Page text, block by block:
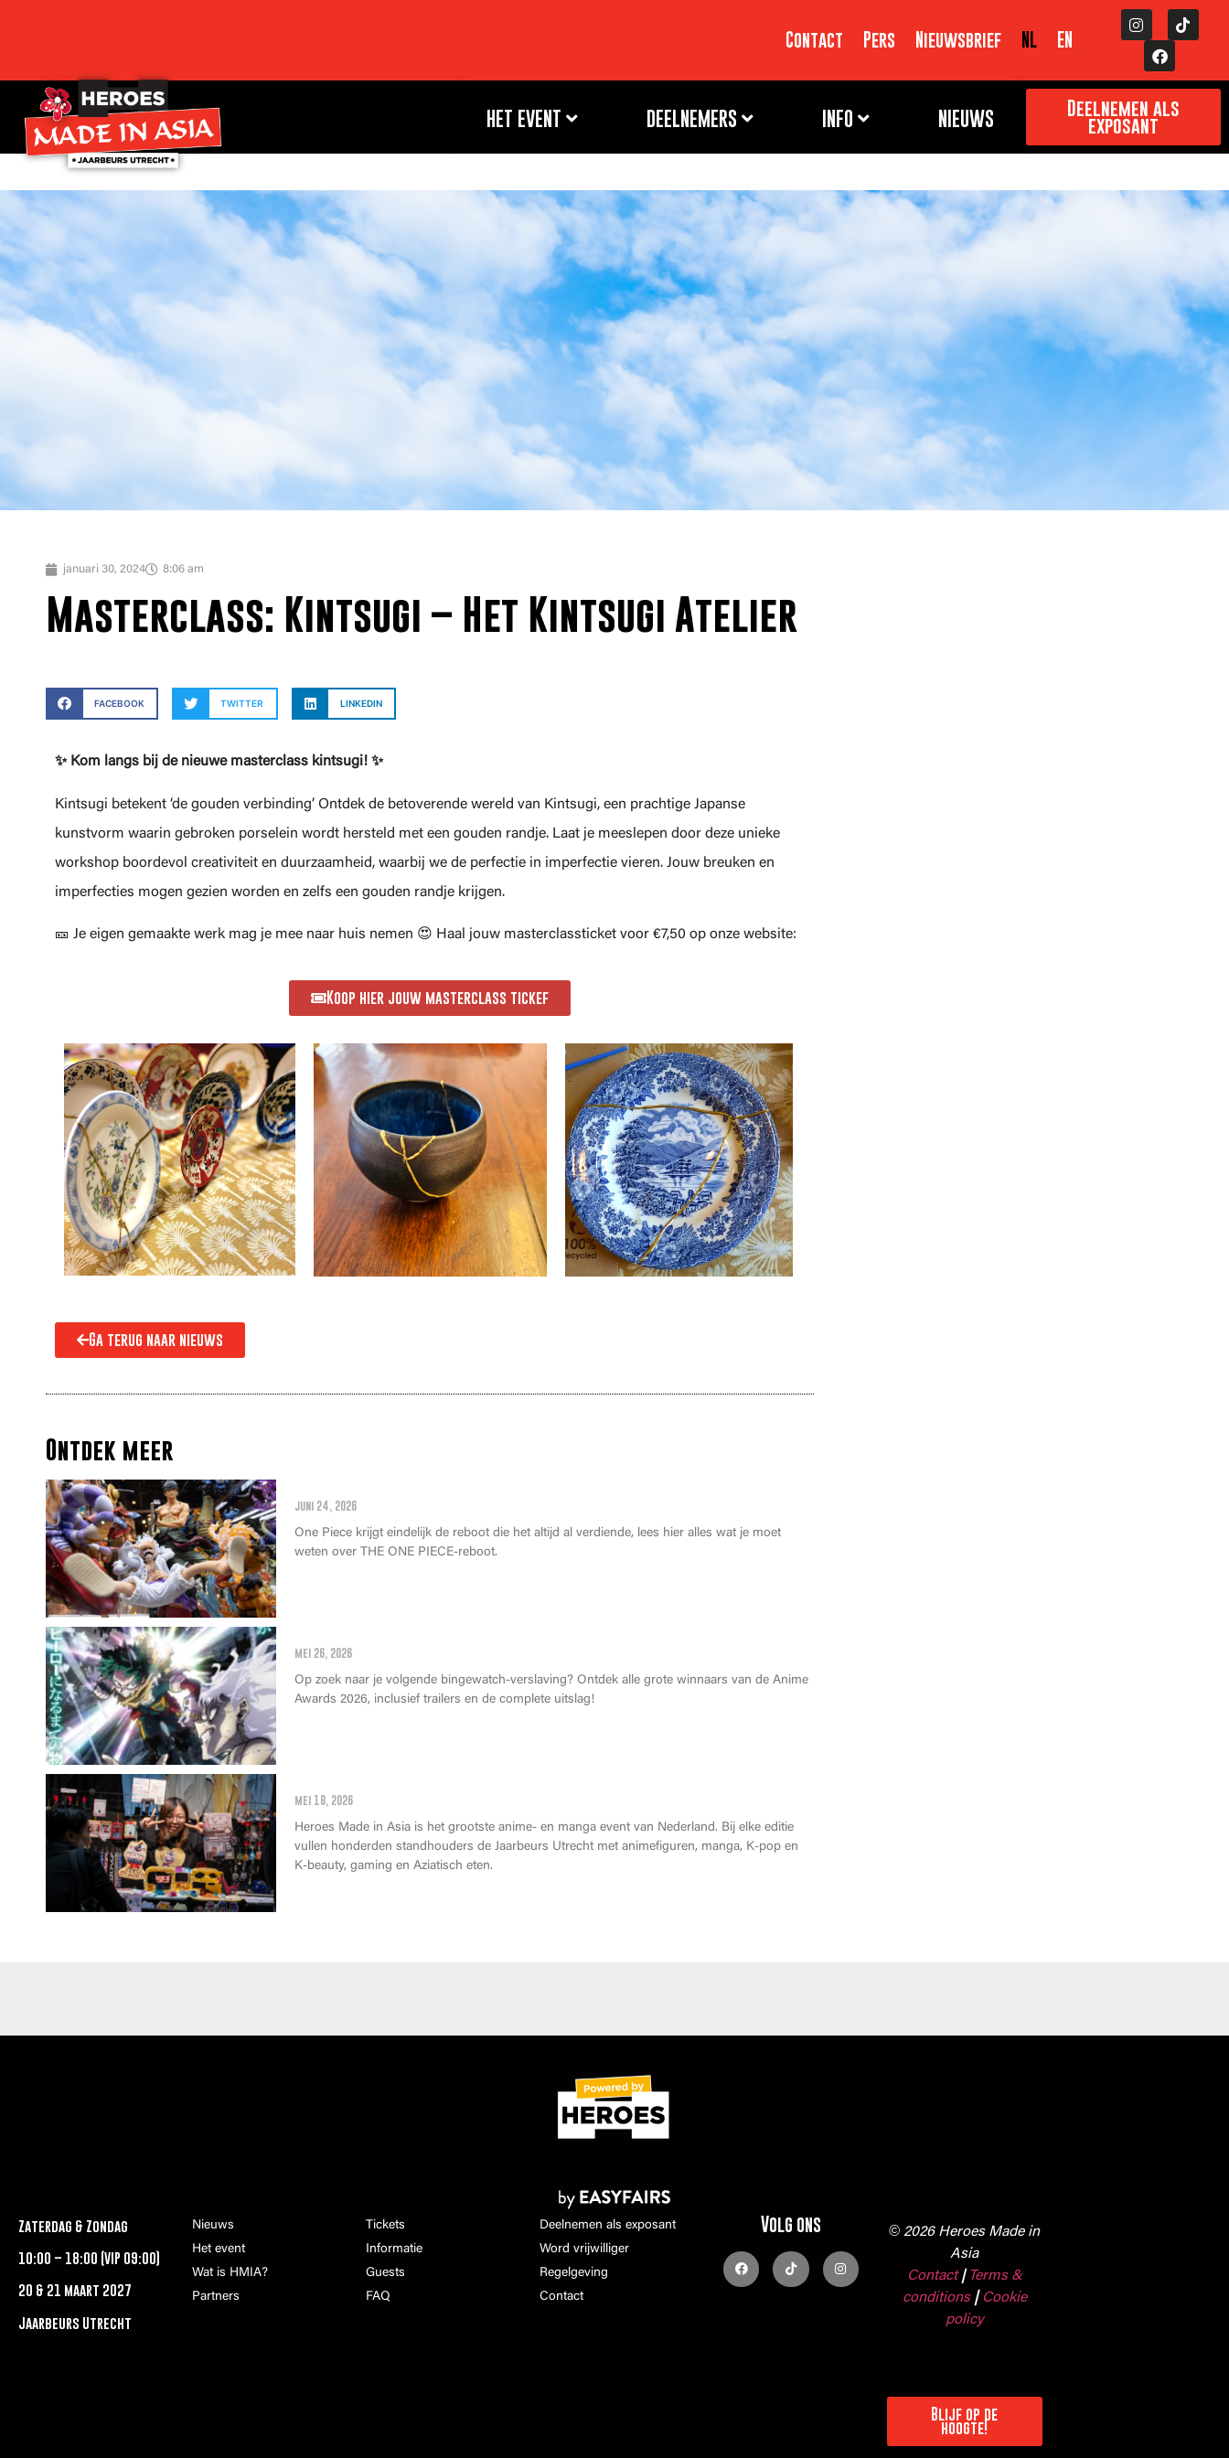
Contact Pers Nieuwsbrief NL EN
HET EVENT DEELNEMERS INFO NIEUWS Deelnemen als
exposant
januari 30, 2024 8:06 am
Masterclass: Kintsugi – Het Kintsugi Atelier
FACEBOOK TWITTER LINKEDIN
✨ Kom langs bij de nieuwe masterclass kintsugi! ✨
Kintsugi betekent ‘de gouden verbinding’ Ontdek de betoverende wereld van Kintsugi, een prachtige Japanse
kunstvorm waarin gebroken porselein wordt hersteld met een gouden randje. Laat je meeslepen door deze unieke
workshop boordevol creativiteit en duurzaamheid, waarbij we de perfectie in imperfectie vieren. Jouw breuken en
imperfecties mogen gezien worden en zelfs een gouden randje krijgen.
🎫 Je eigen gemaakte werk mag je mee naar huis nemen 😍 Haal jouw masterclassticket voor €7,50 op onze website:
Koop hier jouw masterclass tickef
Ga terug naar nieuws
Ontdek meer
juni 24, 2026
One Piece krijgt eindelijk de reboot die het altijd al verdiende, lees hier alles wat je moet
weten over THE ONE PIECE-reboot.
mei 26, 2026
Op zoek naar je volgende bingewatch-verslaving? Ontdek alle grote winnaars van de Anime
Awards 2026, inclusief trailers en de complete uitslag!
mei 18, 2026
Heroes Made in Asia is het grootste anime- en manga event van Nederland. Bij elke editie
vullen honderden standhouders de Jaarbeurs Utrecht met animefiguren, manga, K-pop en
K-beauty, gaming en Aziatisch eten.
Zaterdag & Zondag
10:00 – 18:00 (VIP 09:00)
20 & 21 maart 2027
Jaarbeurs Utrecht
Nieuws
Het event
Wat is HMIA?
Partners
Tickets
Informatie
Guests
FAQ
Deelnemen als exposant
Word vrijwilliger
Regelgeving
Contact
Volg ons
© 2026 Heroes Made in
Asia
Contact | Terms &
conditions | Cookie
policy
Blijf op de
hoogte!